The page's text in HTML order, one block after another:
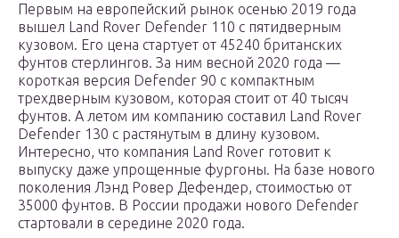
Первым на европейский рынок осенью 2019 года
вышел Land Rover Defender 110 с пятидверным
кузовом. Его цена стартует от 45240 британских
фунтов стерлингов. За ним весной 2020 года —
короткая версия Defender 90 с компактным
трехдверным кузовом, которая стоит от 40 тысяч
фунтов. А летом им компанию составил Land Rover
Defender 130 с растянутым в длину кузовом.
Интересно, что компания Land Rover готовит к
выпуску даже упрощенные фургоны. На базе нового
поколения Лэнд Ровер Дефендер, стоимостью от
35000 фунтов. В России продажи нового Defender
стартовали в середине 2020 года.